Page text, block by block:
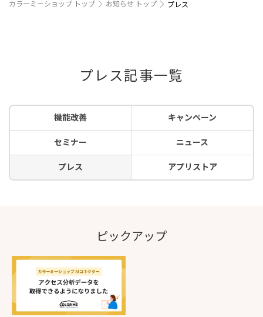
カラーミーショップ トップ お知らせ トップ プレス
プレス記事一覧
機能改善 キャンペーン
セミナー ニュース
プレス アプリストア
ピックアップ